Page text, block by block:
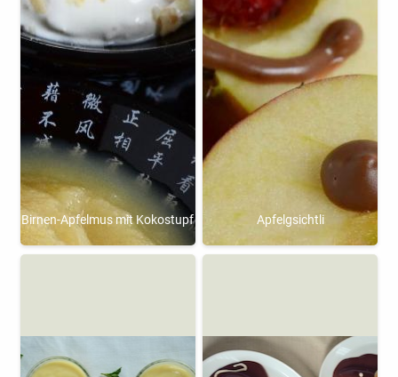
Birnen-Apfelmus mit Kokostupf Apfelgsichtli